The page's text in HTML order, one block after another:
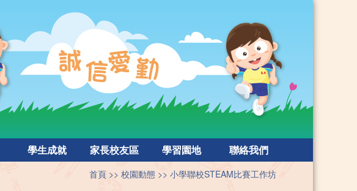
學生成就 家長校友區 學習園地 聯絡我們
首頁 校園動態 ⼩學聯校STEAM比賽⼯作坊